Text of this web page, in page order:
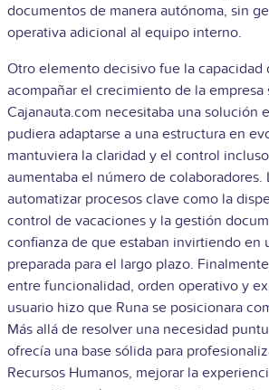
documentos de manera autónoma, sin
operativa adicional al equipo interno.
Otro elemento decisivo fue la capacidad
acompañar el crecimiento de la empresa
Cajanauta.com necesitaba una solución
pudiera adaptarse a una estructura en
mantuviera la claridad y el control
aumentaba el número de colaboradores.
automatizar procesos clave como la
control de vacaciones y la gestión
confianza de que estaban invirtiendo en
preparada para el largo plazo.
entre funcionalidad, orden operativo y
usuario hizo que Runa se posicionara
Más allá de resolver una necesidad
ofrecía una base sólida para
Recursos Humanos, mejorar la